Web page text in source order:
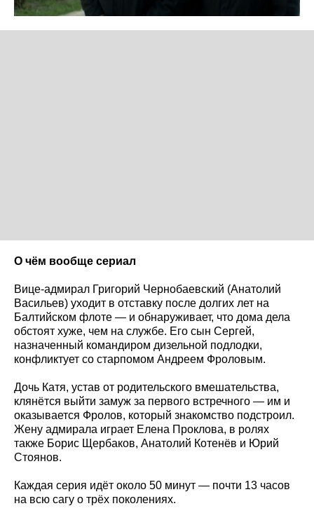
О чём вообще сериал
Вице-адмирал Григорий Чернобаевский (Анатолий
Васильев) уходит в отставку после долгих лет на
Балтийском флоте — и обнаруживает, что дома дела
обстоят хуже, чем на службе. Его сын Сергей,
назначенный командиром дизельной подлодки,
конфликтует со старпомом Андреем Фроловым.
Дочь Катя, устав от родительского вмешательства,
клянётся выйти замуж за первого встречного — им и
оказывается Фролов, который знакомство подстроил.
Жену адмирала играет Елена Проклова, в ролях
также Борис Щербаков, Анатолий Котенёв и Юрий
Стоянов.
Каждая серия идёт около 50 минут — почти 13 часов
на всю сагу о трёх поколениях.